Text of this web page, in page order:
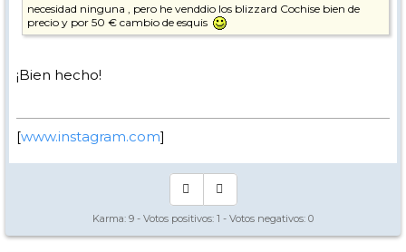
necesidad ninguna , pero he venddio los blizzard Cochise bien de
precio y por 50 € cambio de esquis
¡Bien hecho!
[www.instagram.com]
Karma: 9 - Votos positivos: 1 - Votos negativos: 0